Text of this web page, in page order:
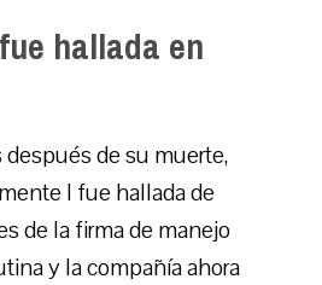
hallada en
de su muerte,
I fue hallada de
de la firma de manejo
y la compañía ahora